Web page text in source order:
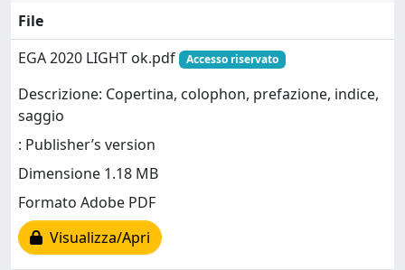
File
EGA 2020 LIGHT ok.pdf
Accesso riservato
Descrizione: Copertina, colophon, prefazione, indice,
saggio
: Publisher’s version
Dimensione 1.18 MB
Formato Adobe PDF
Visualizza/Apri